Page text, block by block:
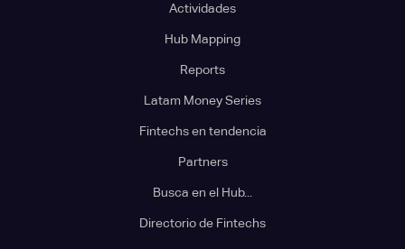
Actividades
Hub Mapping
Reports
Latam Money Series
Fintechs en tendencia
Partners
Busca en el Hub...
Directorio de Fintechs